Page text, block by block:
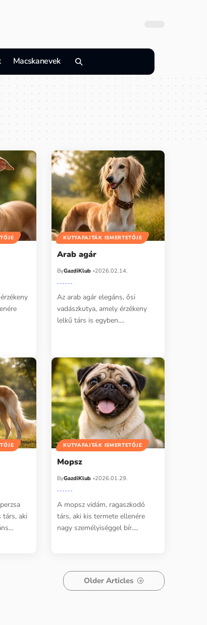
Macskanevek
KUTYAFAJTÁK ISMERTETŐJE
Arab agár
ByGazdiKlub 2026.02.14.
Az arab agár elegáns, ősi
vadászkutya, amely érzékeny
lelkű társ is egyben.…
társ, aki
KUTYAFAJTÁK ISMERTETŐJE
Mopsz
ByGazdiKlub 2026.01.29.
A mopsz vidám, ragaszkodó
társ, aki kis termete ellenére
nagy személyiséggel bír.…
Older Articles